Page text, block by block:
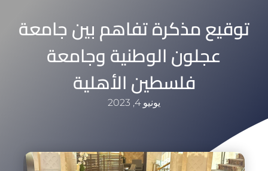
توقيع مذكرة تفاهم بين جامعة
عجلون الوطنية وجامعة
فلسطين الأهلية
يونيو 4, 2023